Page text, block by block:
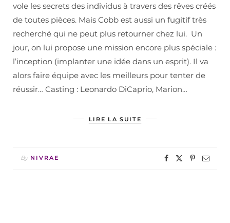
vole les secrets des individus à travers des rêves créés
de toutes pièces. Mais Cobb est aussi un fugitif très
recherché qui ne peut plus retourner chez lui. Un
jour, on lui propose une mission encore plus spéciale :
l’inception (implanter une idée dans un esprit). Il va
alors faire équipe avec les meilleurs pour tenter de
réussir… Casting : Leonardo DiCaprio, Marion…
LIRE LA SUITE
By NIVRAE